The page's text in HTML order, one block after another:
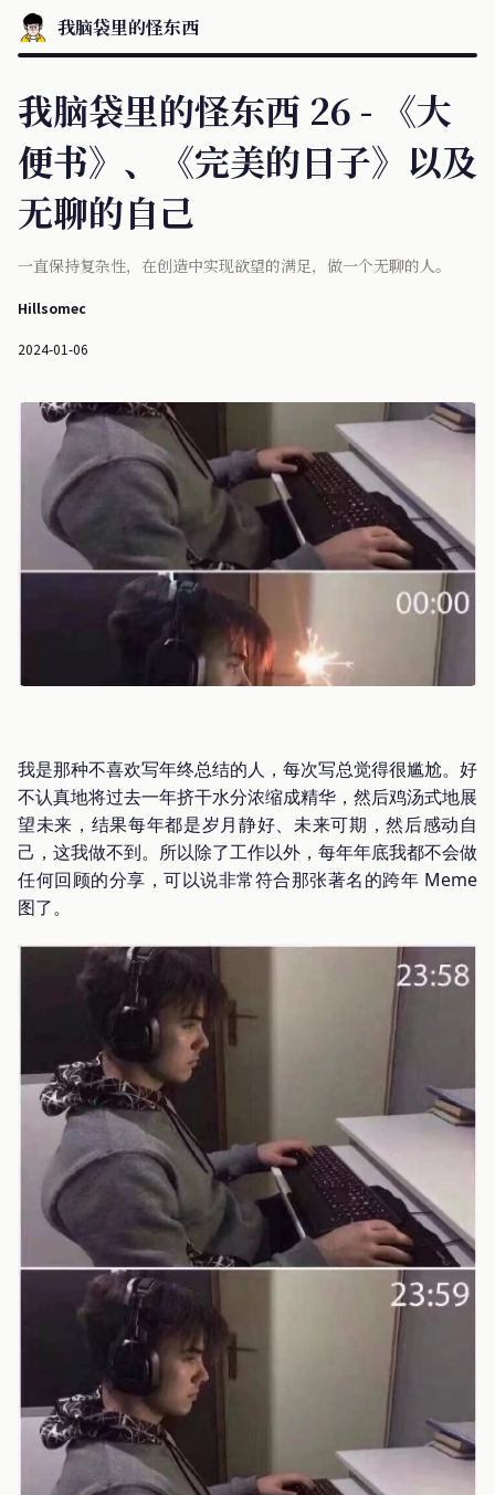
我脑袋里的怪东西
我脑袋里的怪东西 26 - 《大
便书》、《完美的日子》以及
无聊的自己
一直保持复杂性，在创造中实现欲望的满足，做一个无聊的人。
Hillsomec
2024-01-06
我是那种不喜欢写年终总结的人，每次写总觉得很尴尬。好
不认真地将过去一年挤干水分浓缩成精华，然后鸡汤式地展
望未来，结果每年都是岁月静好、未来可期，然后感动自
己，这我做不到。所以除了工作以外，每年年底我都不会做
任何回顾的分享，可以说非常符合那张著名的跨年 Meme
图了。